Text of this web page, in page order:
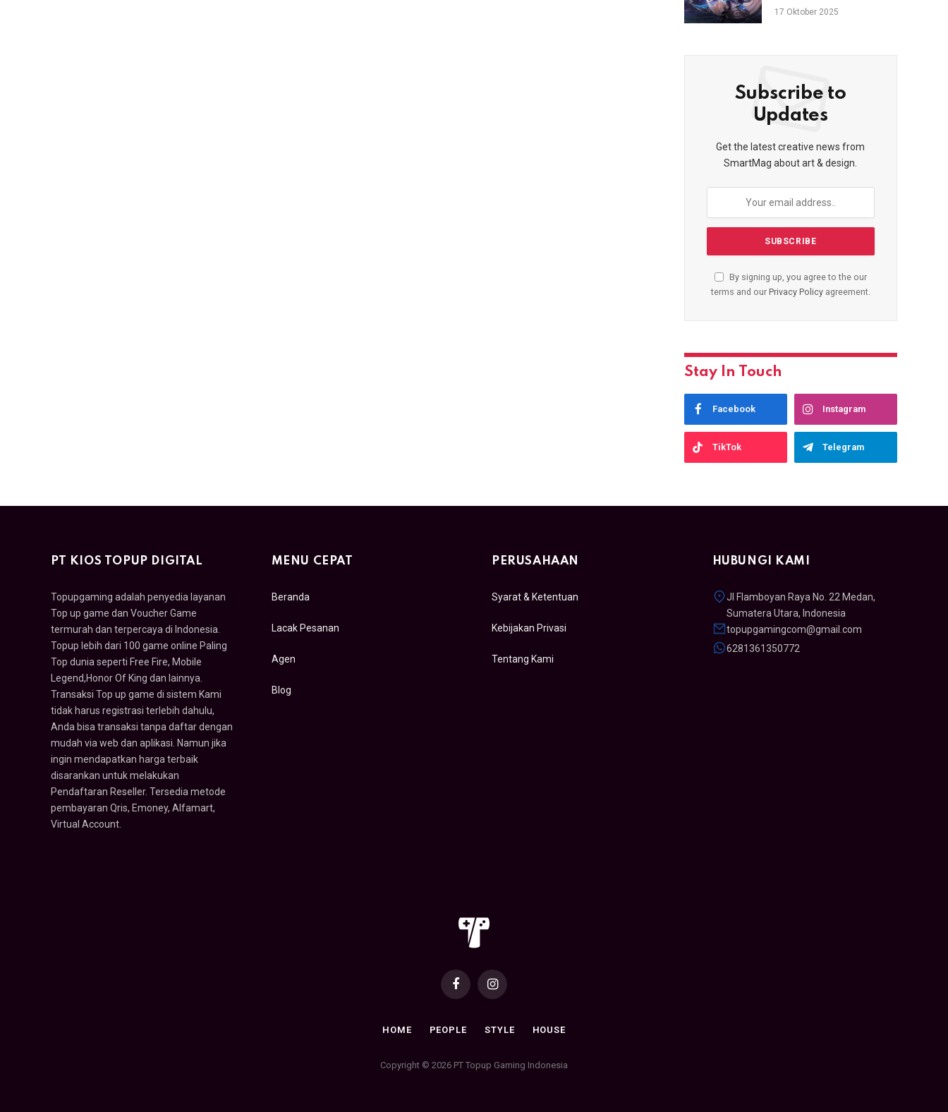
Aman, Cepat, dan Anti
17 Oktober 2025
Subscribe to
Updates
Get the latest creative news from
SmartMag about art & design.
By signing up, you agree to the our
terms and our Privacy Policyagreement.
Stay In Touch
Facebook Instagram
TikTok Telegram
PT KIOS TOPUP DIGITAL
Topupgaming adalah penyedia layanan
Top up game dan Voucher Game
termurah dan terpercaya di Indonesia.
Topup lebih dari 100 game online Paling
Top dunia seperti Free Fire, Mobile
Legend,Honor Of King dan lainnya.
Transaksi Top up game di sistem Kami
tidak harus registrasi terlebih dahulu,
Anda bisa transaksi tanpa daftar dengan
mudah via web dan aplikasi. Namun jika
ingin mendapatkan harga terbaik
disarankan untuk melakukan
Pendaftaran Reseller. Tersedia metode
pembayaran Qris, Emoney, Alfamart,
Virtual Account.
MENU CEPAT
Beranda
Lacak Pesanan
Agen
Blog
PERUSAHAAN
Syarat & Ketentuan
Kebijakan Privasi
Tentang Kami
HUBUNGI KAMI
Jl Flamboyan Raya No. 22 Medan,
Sumatera Utara, Indonesia
topupgamingcom@gmail.com
6281361350772
FacebookInstagram
HOME PEOPLE STYLE HOUSE
Copyright © 2026 PT Topup Gaming Indonesia